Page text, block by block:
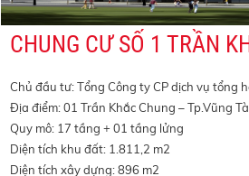
CHUNG CƯ SỐ 1 TRẦN
Chủ đầu tư: Tổng Công ty CP dịch vụ tổng
Địa điểm: 01 Trần Khắc Chung – Tp.Vũng
Quy mô: 17 tầng + 01 tầng lửng
Diện tích khu đất: 1.811,2 m2
Diện tích xây dựng: 896 m2